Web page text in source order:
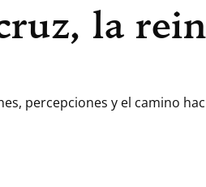
la
percepciones y el camino